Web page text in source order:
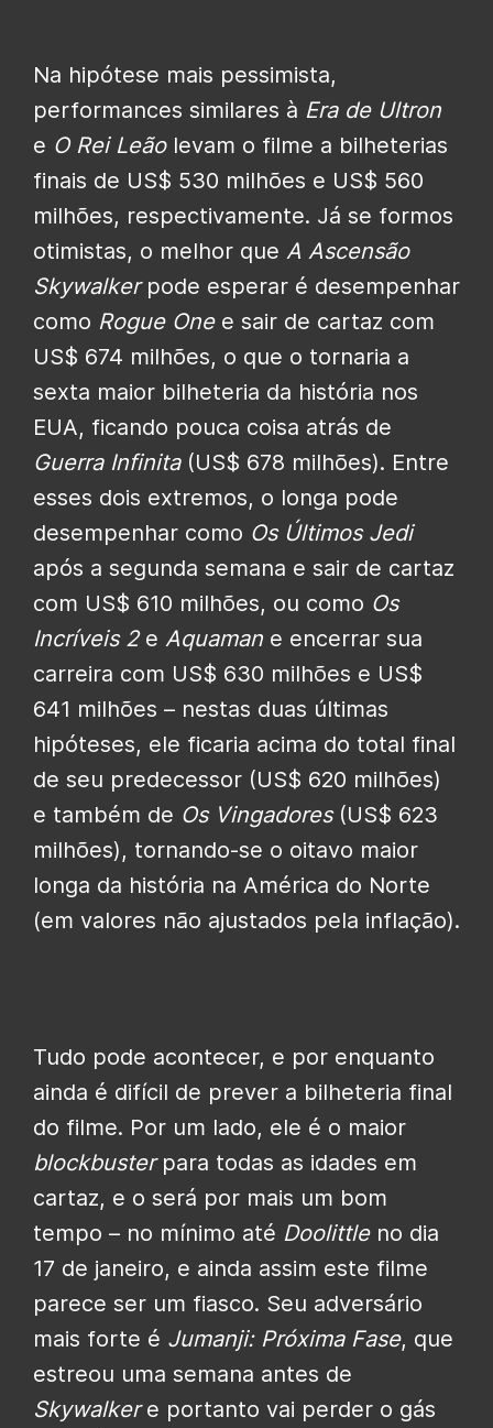
Na hipótese mais pessimista,
performances similares à Era de Ultron
e O Rei Leãolevam o filme a bilheterias
finais de US$ 530 milhões e US$ 560
milhões, respectivamente. Já se formos
otimistas, o melhor que A Ascensão
Skywalkerpode esperar é desempenhar
como Rogue Onee sair de cartaz com
US$ 674 milhões, o que o tornaria a
sexta maior bilheteria da história nos
EUA, ficando pouca coisa atrás de
Guerra Infinita(US$ 678 milhões). Entre
esses dois extremos, o longa pode
desempenhar como Os Últimos Jedi
após a segunda semana e sair de cartaz
com US$ 610 milhões, ou como Os
Incríveis 2e Aquaman e encerrar sua
carreira com US$ 630 milhões e US$
641 milhões – nestas duas últimas
hipóteses, ele ficaria acima do total final
de seu predecessor (US$ 620 milhões)
e também de Os Vingadores(US$ 623
milhões), tornando-se o oitavo maior
longa da história na América do Norte
(em valores não ajustados pela inflação).
Tudo pode acontecer, e por enquanto
ainda é difícil de prever a bilheteria final
do filme. Por um lado, ele é o maior
blockbusterpara todas as idades em
cartaz, e o será por mais um bom
tempo – no mínimo até Doolittleno dia
17 de janeiro, e ainda assim este filme
parece ser um fiasco. Seu adversário
mais forte é Jumanji: Próxima Fase, que
estreou uma semana antes de
Skywalkere portanto vai perder o gás